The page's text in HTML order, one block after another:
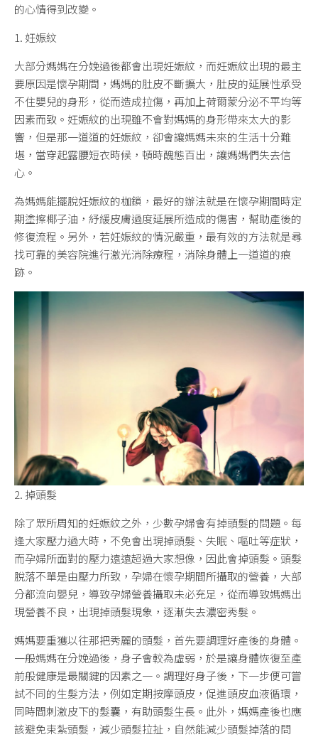
的心情得到改變。
1. 妊娠紋
大部分媽媽在分娩過後都會出現妊娠紋，而妊娠紋出現的最主
要原因是懷孕期間，媽媽的肚皮不斷擴大，肚皮的延展性承受
不住嬰兒的身形，從而造成拉傷，再加上荷爾蒙分泌不平均等
因素而致。妊娠紋的出現雖不會對媽媽的身形帶來太大的影
響，但是那一道道的妊娠紋，卻會讓媽媽未來的生活十分難
堪，當穿起露腰短衣時候，頓時醜態百出，讓媽媽們失去信
心。
為媽媽能擺脫妊娠紋的枷鎖，最好的辦法就是在懷孕期間時定
期塗擦椰子油，紓緩皮膚過度延展所造成的傷害，幫助產後的
修復流程。另外，若妊娠紋的情況嚴重，最有效的方法就是尋
找可靠的美容院進行激光消除療程，消除身體上一道道的痕
跡。
2. 掉頭髮
除了眾所周知的妊娠紋之外，少數孕婦會有掉頭髮的問題。每
逢大家壓力過大時，不免會出現掉頭髮、失眠、嘔吐等症狀，
而孕婦所面對的壓力遠遠超過大家想像，因此會掉頭髮。頭髮
脫落不單是由壓力所致，孕婦在懷孕期間所攝取的營養，大部
分都流向嬰兒，導致孕婦營養攝取未必充足，從而導致媽媽出
現營養不良，出現掉頭髮現象，逐漸失去濃密秀髮。
媽媽要重獲以往那把秀麗的頭髮，首先要調理好產後的身體。
一般媽媽在分娩過後，身子會較為虛弱，於是讓身體恢復至產
前般健康是最關鍵的因素之一。調理好身子後，下一步便可嘗
試不同的生髮方法，例如定期按摩頭皮，促進頭皮血液循環，
同時間刺激皮下的髮囊，有助頭髮生長。此外，媽媽產後也應
該避免束紮頭髮，減少頭髮拉扯，自然能減少頭髮掉落的問